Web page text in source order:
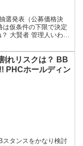
選発表（公募価格決
仮条件の下限で決定
大賢者 管理人いわ
れリスクは？ BB
PHCホールディン
スタンスをかなり検討